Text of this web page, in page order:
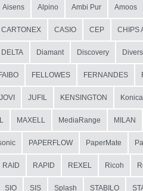
Aisens Alpino Ambi Pur Amoos
CARTONEX CASIO CEP CHIPS
DELTA Diamant Discovery
FAIBO FELLOWES FERNANDES
JOVI JUFIL KENSINGTON
MAXELL MediaRange MILAN
PAPERFLOW PaperMate
RAID RAPID REXEL Ricoh
SIO SIS Splash STABILO